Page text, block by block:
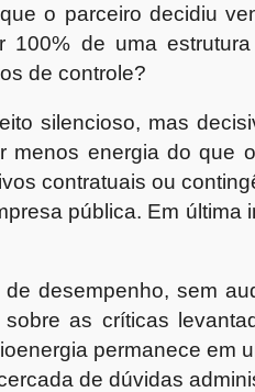
o parceiro decidiu
100% de uma
de controle?
silencioso, mas
menos energia do que
contratuais ou
pública. Em última
desempenho, sem
as críticas
permanece em
de dúvidas